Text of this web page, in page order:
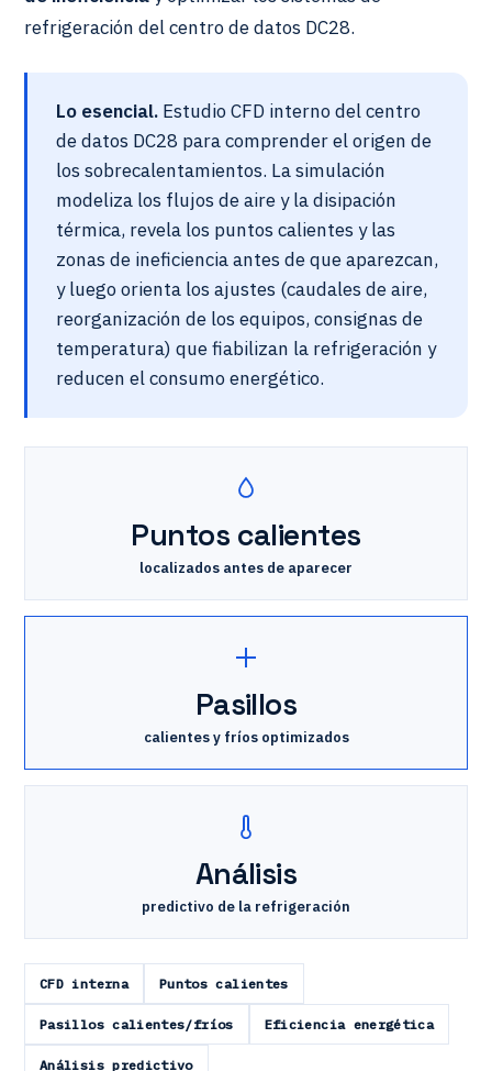
refrigeración del centro de datos DC28.
Lo esencial. Estudio CFD interno del centro
de datos DC28 para comprender el origen de
los sobrecalentamientos. La simulación
modeliza los flujos de aire y la disipación
térmica, revela los puntos calientes y las
zonas de ineficiencia antes de que aparezcan,
y luego orienta los ajustes (caudales de aire,
reorganización de los equipos, consignas de
temperatura) que fiabilizan la refrigeración y
reducen el consumo energético.
Puntos calientes
localizados antes de aparecer
Pasillos
calientes y fríos optimizados
Análisis
predictivo de la refrigeración
CFD interna Puntos calientes
Pasillos calientes/fríos Eficiencia energética
Análisis predictivo